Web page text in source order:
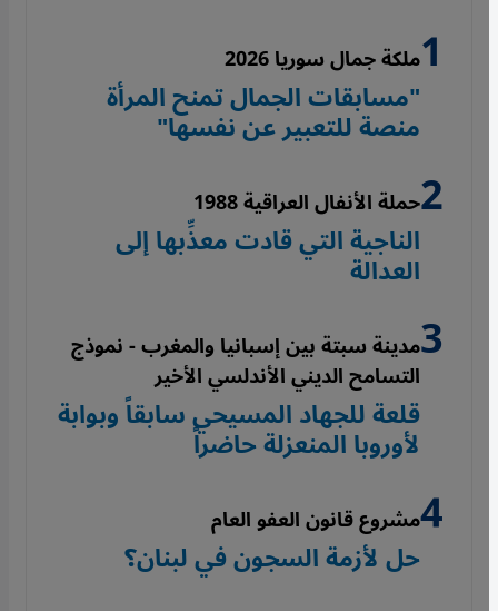
ملكة جمال سوريا 2026
"مسابقات الجمال تمنح المرأة
منصة للتعبير عن نفسها"
حملة الأنفال العراقية 1988
الناجية التي قادت معذِّبها إلى
العدالة
مدينة سبتة بين إسبانيا والمغرب - نموذج
التسامح الديني الأندلسي الأخير
قلعة للجهاد المسيحي سابقاً وبوابة
لأوروبا المنعزلة حاضراً
مشروع قانون العفو العام
حل لأزمة السجون في لبنان؟